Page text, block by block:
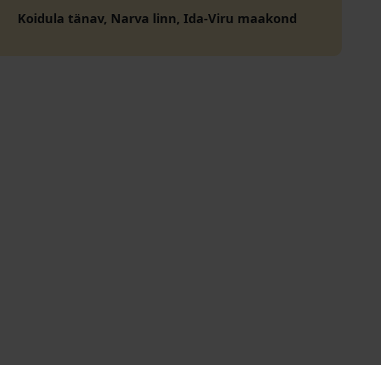
Koidula tänav, Narva linn, Ida-Viru maakond